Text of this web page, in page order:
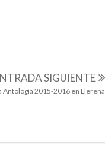
SIGUIENTE
Antología 2015-2016 en Llerena